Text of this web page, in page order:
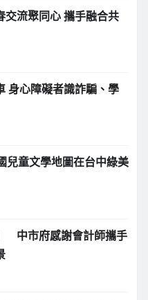
交流聚同心 攜手融合共
身心障礙者識詐騙、學
兒童文學地圖在台中綠美
中市府感謝會計師攜手